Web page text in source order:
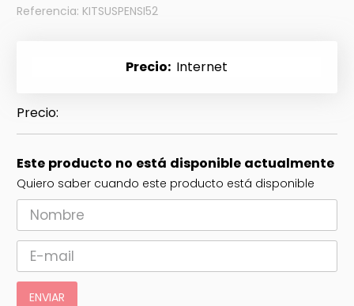
Referencia: KITSUSPENSI52
Precio Internet
Este producto no está disponible actualmente
Quiero saber cuando este producto está disponible
ENVIAR